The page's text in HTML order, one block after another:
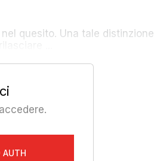
quesito. Una tale distinzione
AUTH